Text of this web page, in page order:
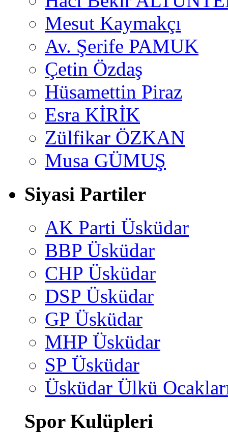
Mesut Kaymakçı
Av. Şerife PAMUK
Çetin Özdaş
Hüsamettin Piraz
Esra KİRİK
Zülfikar ÖZKAN
Musa GÜMUŞ
Siyasi Partiler
AK Parti Üsküdar
BBP Üsküdar
CHP Üsküdar
DSP Üsküdar
GP Üsküdar
MHP Üsküdar
SP Üsküdar
Üsküdar Ülkü
Spor Kulüpleri